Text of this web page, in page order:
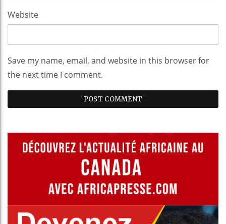
Website
Save my name, email, and website in this browser for
the next time I comment.